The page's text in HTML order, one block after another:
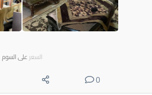
السعر على السوم
0